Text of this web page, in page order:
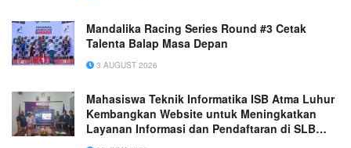
Mandalika Racing Series Round #3 Cetak
Talenta Balap Masa Depan
3 AUGUST 2026
Mahasiswa Teknik Informatika ISB Atma Luhur
Kembangkan Website untuk Meningkatkan
Layanan Informasi dan Pendaftaran di SLB
YPAC Pangkalpinang